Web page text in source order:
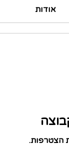
אודות
הצטרפות.